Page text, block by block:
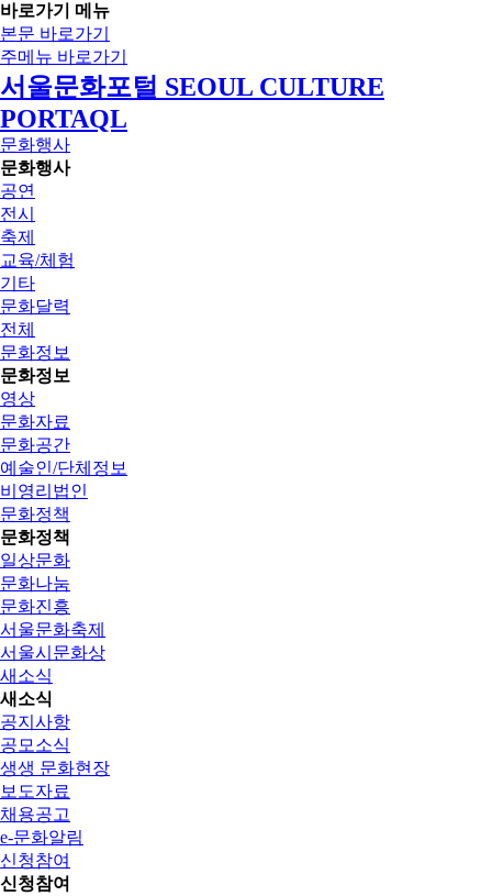
바로가기 메뉴
본문 바로가기
주메뉴 바로가기
서울문화포털 SEOUL CULTURE
PORTAQL
문화행사
문화행사
공연
전시
축제
교육/체험
기타
문화달력
전체
문화정보
문화정보
영상
문화자료
문화공간
예술인/단체정보
비영리법인
문화정책
문화정책
일상문화
문화나눔
문화진흥
서울문화축제
서울시문화상
새소식
새소식
공지사항
공모소식
생생 문화현장
보도자료
채용공고
e-문화알림
신청참여
신청참여